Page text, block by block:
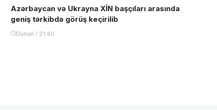
Azərbaycan və Ukrayna XİN başçıları arasında
geniş tərkibdə görüş keçirilib
Dünən / 21:40